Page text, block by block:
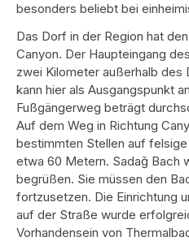
besonders beliebt bei
Das Dorf in der Region hat
Canyon. Der Haupteingang
zwei Kilometer außerhalb des
kann hier als Ausgangspunkt
Fußgängerweg beträgt
Auf dem Weg in Richtung
bestimmten Stellen auf
etwa 60 Metern. Sadağ Bach
begrüßen. Sie müssen den
fortzusetzen. Die Einrichtung
auf der Straße wurde
Vorhandensein von